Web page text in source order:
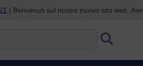
| Benvenuti sul nostro nuovo sito web.